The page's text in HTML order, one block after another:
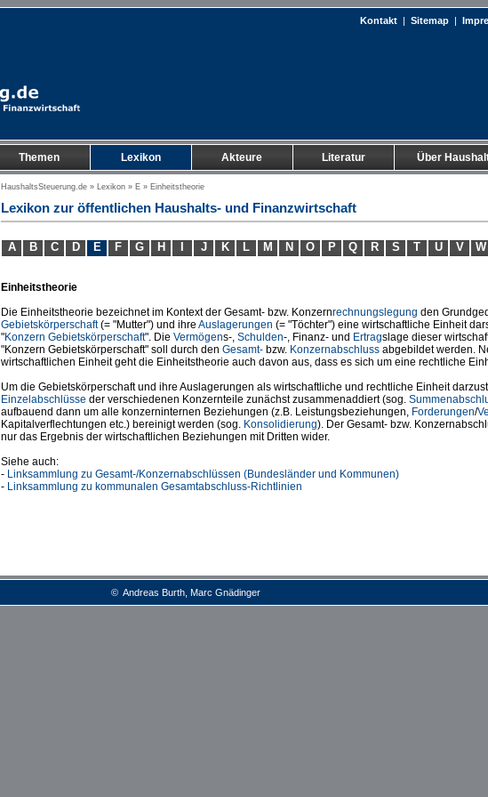
Kontakt | Sitemap |
Themen Lexikon Akteure Literatur Über
HaushaltsSteuerung.de » Lexikon » E » Einheitstheorie
Lexikon zur öffentlichen Haushalts- und Finanzwirtschaft
A B C D E F G H J K L M N O P Q R S T U V W
Einheitstheorie
Die Einheitstheorie bezeichnet im Kontext der Gesamt- bzw. Konzernrechnungslegung den
Gebietskörperschaft(= "Mutter") und ihre Auslagerungen (= "Töchter") eine wirtschaftliche Einheit
"Konzern Gebietskörperschaft". Die Vermögens-, Schulden-, Finanz- und Ertragslage dieser
"Konzern Gebietskörperschaft" soll durch den Gesamt- bzw. Konzernabschluss abgebildet werden.
wirtschaftlichen Einheit geht die Einheitstheorie auch davon aus, dass es sich um eine rechtliche
Um die Gebietskörperschaft und ihre Auslagerungen als wirtschaftliche und rechtliche Einheit
Einzelabschlüsse der verschiedenen Konzernteile zunächst zusammenaddiert (sog.
aufbauend dann um alle konzerninternen Beziehungen (z.B. Leistungsbeziehungen, Forderungen/
Kapitalverflechtungen etc.) bereinigt werden (sog. Konsolidierung). Der Gesamt- bzw.
nur das Ergebnis der wirtschaftlichen Beziehungen mit Dritten wider.
Siehe auch:
- Linksammlung zu Gesamt-/Konzernabschlüssen (Bundesländer und Kommunen)
- Linksammlung zu kommunalen Gesamtabschluss-Richtlinien
© Andreas Burth, Marc Gnädinger